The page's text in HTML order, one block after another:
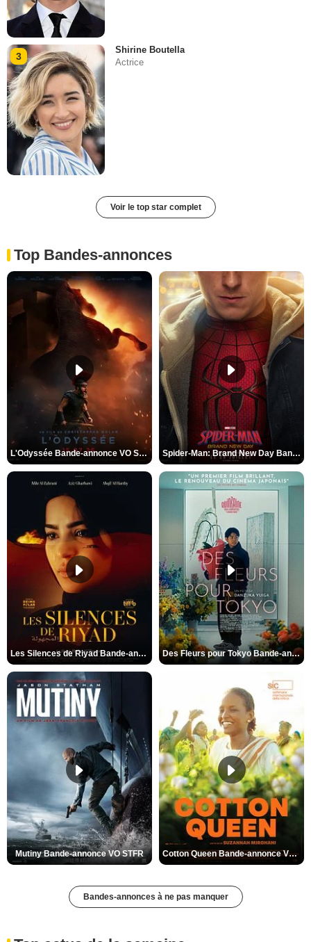
3
Shirine Boutella
Actrice
Voir le top star complet
Top Bandes-annonces
L'Odyssée Bande-annonce VO STFR Spider-Man: Brand New Day Bande-annonce VO STFR
Les Silences de Riyad Bande-annonce VO STFR Des Fleurs pour Tokyo Bande-annonce VO STFR
Mutiny Bande-annonce VO STFR Cotton Queen Bande-annonce VO STFR
Bandes-annonces à ne pas manquer